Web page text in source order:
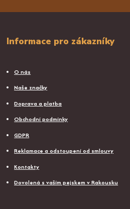
Informace pro zákazníky
O nás
Naše značky
Doprava a platba
Obchodní podmínky
GDPR
Reklamace a odstoupení od smlouvy
Kontakty
Dovolená s vaším pejskem v Rakousku